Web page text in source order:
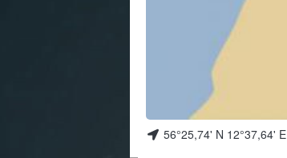
56°25,74' N 12°37,64' E